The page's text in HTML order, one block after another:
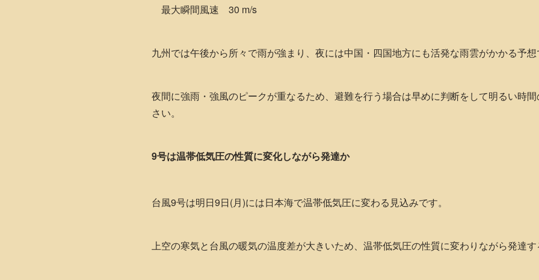
最大瞬間風速 30 m/s
九州では午後から所々で雨が強まり、夜には中国・四国地方にも活発な雨雲がかかる予
夜間に強雨・強風のピークが重なるため、避難を行う場合は早めに判断をして明るい時
さい。
9号は温帯低気圧の性質に変化しながら発達か
台風9号は明日9日(月)には日本海で温帯低気圧に変わる見込みです。
上空の寒気と台風の暖気の温度差が大きいため、温帯低気圧の性質に変わりながら発達